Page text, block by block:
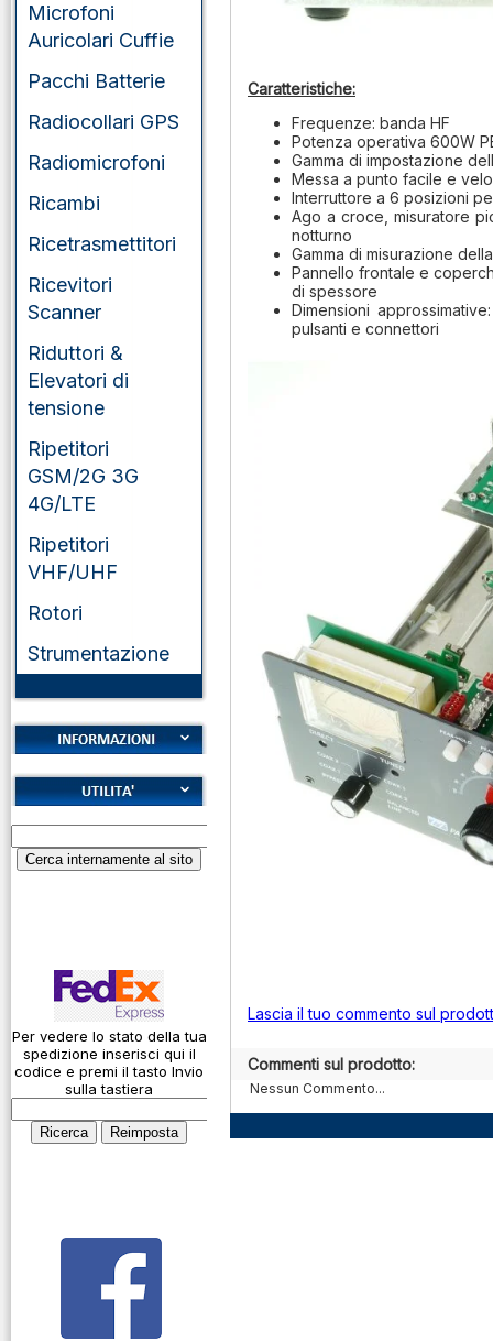
Microfoni
Auricolari Cuffie
Pacchi Batterie
Radiocollari GPS
Radiomicrofoni
Ricambi
Ricetrasmettitori
Ricevitori
Scanner
Riduttori &
Elevatori di
tensione
Ripetitori
GSM/2G 3G
4G/LTE
Ripetitori
VHF/UHF
Rotori
Strumentazione
Cookies
Diritto di recesso
Garanzie
Alfabeto Fonetico
ICAO
Codice Q
Come si usa un
cavo
Connessioni
microfoniche
Cosa è l' ADS-B
antenne e cavi
Servizio
Radioelettrico
Per vedere lo stato della tua
spedizione inserisci qui il
codice e premi il tasto Invio
sulla tastiera
Caratteristiche:
Frequenze: banda HF
Potenza operativa 600W
Gamma di impostazione
Messa a punto facile e
Interruttore a 6 posizioni
Ago a croce, misuratore
notturno
Gamma di misurazione
Pannello frontale e
di spessore
Dimensioni
pulsanti e connettori
Lascia il tuo commento sul
Commenti sul prodotto:
Nessun Commento...